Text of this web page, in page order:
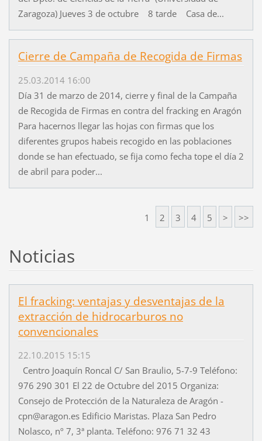
Zaragoza) Jueves 3 de octubre 8 tarde Casa de...
Cierre de Campaña de Recogida de Firmas
25.03.2014 16:00
Día 31 de marzo de 2014, cierre y final de la Campaña
de Recogida de Firmas en contra del fracking en Aragón
Para hacernos llegar las hojas con firmas que los
diferentes grupos habeis recogido en las poblaciones
donde se han efectuado, se fija como fecha tope el día 2
de abril para poder...
1 2 3 4 5 > >>
Noticias
El fracking: ventajas y desventajas de la
extracción de hidrocarburos no
convencionales
22.10.2015 15:15
Centro Joaquín Roncal C/ San Braulio, 5-7-9 Teléfono:
976 290 301 El 22 de Octubre del 2015 Organiza:
Consejo de Protección de la Naturaleza de Aragón -
cpn@aragon.es Edificio Maristas. Plaza San Pedro
Nolasco, nº 7, 3ª planta. Teléfono: 976 71 32 43